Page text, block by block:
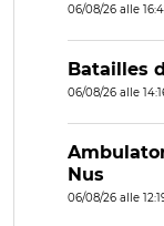
06/08/26 alle
Batailles
06/08/26 alle
Nus
06/08/26 alle